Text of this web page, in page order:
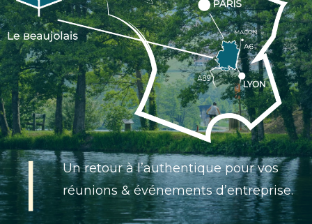
Un retour à l’authentique pour vos
réunions & événements d’entreprise.